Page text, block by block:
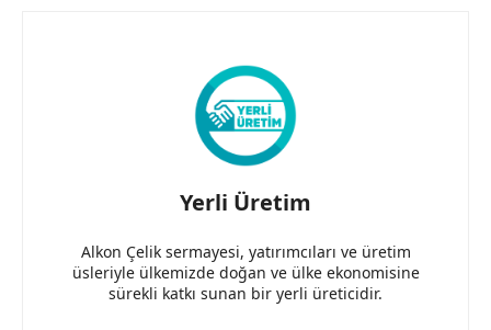
Yerli Üretim
Alkon Çelik sermayesi, yatırımcıları ve üretim
üsleriyle ülkemizde doğan ve ülke ekonomisine
sürekli katkı sunan bir yerli üreticidir.